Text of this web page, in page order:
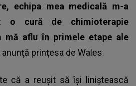
echipa mea medicală m-a
o cură de chimioterapie
mă aflu în primele etape ale
anunţă prinţesa de Wales.
că a reuşit să îşi liniştească